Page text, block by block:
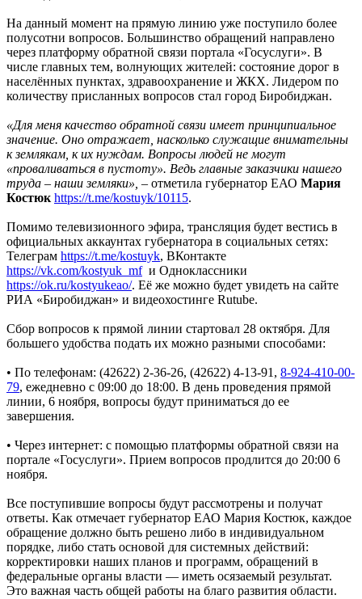
На данный момент на прямую линию уже поступило более
полусотни вопросов. Большинство обращений направлено
через платформу обратной связи портала «Госуслуги». В
числе главных тем, волнующих жителей: состояние дорог в
населённых пунктах, здравоохранение и ЖКХ. Лидером по
количеству присланных вопросов стал город Биробиджан.
«Для меня качество обратной связи имеет принципиальное
значение. Оно отражает, насколько служащие внимательны
к землякам, к их нуждам. Вопросы людей не могут
«проваливаться в пустоту». Ведь главные заказчики нашего
труда – наши земляки», – отметила губернатор ЕАО Мария
Костюк https://t.me/kostuyk/10115.
Помимо телевизионного эфира, трансляция будет вестись в
официальных аккаунтах губернатора в социальных сетях:
Телеграм https://t.me/kostuyk, ВКонтакте
https://vk.com/kostyuk_mfи Одноклассники
https://ok.ru/kostyukeao/. Её же можно будет увидеть на сайте
РИА «Биробиджан» и видеохостинге Rutube.
Сбор вопросов к прямой линии стартовал 28 октября. Для
большего удобства подать их можно разными способами:
• По телефонам: (42622) 2-36-26, (42622) 4-13-91, 8-924-410-00-
79, ежедневно с 09:00 до 18:00. В день проведения прямой
линии, 6 ноября, вопросы будут приниматься до ее
завершения.
• Через интернет: с помощью платформы обратной связи на
портале «Госуслуги». Прием вопросов продлится до 20:00 6
ноября.
Все поступившие вопросы будут рассмотрены и получат
ответы. Как отмечает губернатор ЕАО Мария Костюк, каждое
обращение должно быть решено либо в индивидуальном
порядке, либо стать основой для системных действий:
корректировки наших планов и программ, обращений в
федеральные органы власти — иметь осязаемый результат.
Это важная часть общей работы на благо развития области.